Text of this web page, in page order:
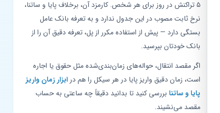
۵ تراکنش در روز برای هر شخص. کارمزد آن، برخلاف پایا و ساتنا،
نرخ ثابت مصوب در این جدول ندارد و به تعرفه بانک عامل
بستگی دارد — پیش از استفاده مکرر از پل، تعرفه دقیق آن را از
بانک خودتان بپرسید.
اگر مقصد انتقال، حواله‌های زمان‌بندی‌شده مثل حقوق یا اجاره
است، زمان دقیق واریز پایا در هر سیکل را هم درابزار زمان واریز
پایا و ساتنابررسی کنید تا بدانید دقیقاً چه ساعتی به حساب
مقصد می‌نشیند.